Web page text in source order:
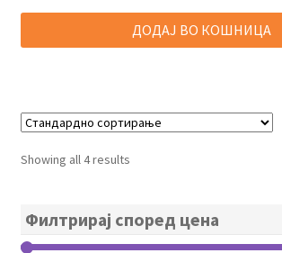
was:
2.400,00 ден.
is:
960,00 ден.
ДОДАЈ ВО КОШНИЦА
Showing all 4 results
Филтрирај според цена